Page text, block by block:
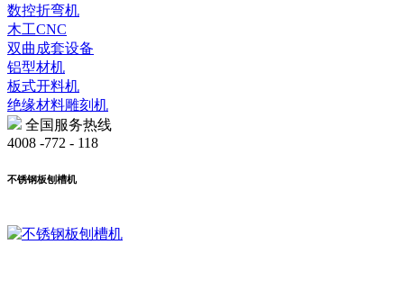
数控折弯机
木工CNC
双曲成套设备
铝型材机
板式开料机
绝缘材料雕刻机
全国服务热线
4008 -772 - 118
不锈钢板刨槽机